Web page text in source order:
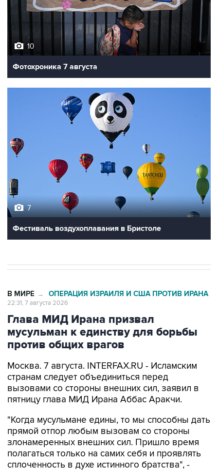
10
Фотохроника 7 августа
7
Фестиваль воздухоплавания в Бристоле
В МИРЕ → ОПЕРАЦИЯ ИЗРАИЛЯ И США ПРОТИВ ИРАНА
22:31, 7 августа 2026
Глава МИД Ирана призвал
мусульман к единству для борьбы
против общих врагов
Москва. 7 августа. INTERFAX.RU - Исламским
странам следует объединиться перед
вызовами со стороны внешних сил, заявил в
пятницу глава МИД Ирана Аббас Аракчи.
"Когда мусульмане едины, то мы способны дать
прямой отпор любым вызовам со стороны
злонамеренных внешних сил. Пришло время
полагаться только на самих себя и проявлять
сплоченность в духе истинного братства", -